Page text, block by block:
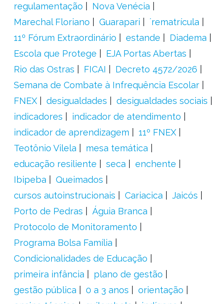
regulamentação
Nova Venécia
Marechal Floriano
Guarapari
´rematrícula
11º Fórum Extraordinário
estande
Diadema
Escola que Protege
EJA Portas Abertas
Rio das Ostras
FICAI
Decreto 4572/2026
Semana de Combate à Infrequência Escolar
FNEX
desigualdades
desigualdades sociais
indicadores
indicador de atendimento
indicador de aprendizagem
11º FNEX
Teotônio Vilela
mesa temática
educação resiliente
seca
enchente
Ibipeba
Queimados
cursos autoinstrucionais
Cariacica
Jaicós
Porto de Pedras
Águia Branca
Protocolo de Monitoramento
Programa Bolsa Família
Condicionalidades de Educação
primeira infância
plano de gestão
gestão pública
0 a 3 anos
orientação